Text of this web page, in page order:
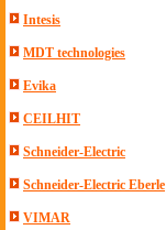
Intesis
MDT technologies
Evika
CEILHIT
Schneider-Electric
Schneider-Electric Eberle
VIMAR